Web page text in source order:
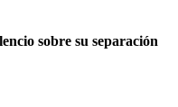
sobre su separación